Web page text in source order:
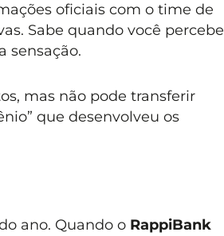
oficiais com o time de
Sabe quando você percebe
sensação.
mas não pode transferir
que desenvolveu os
ano. Quando o RappiBank